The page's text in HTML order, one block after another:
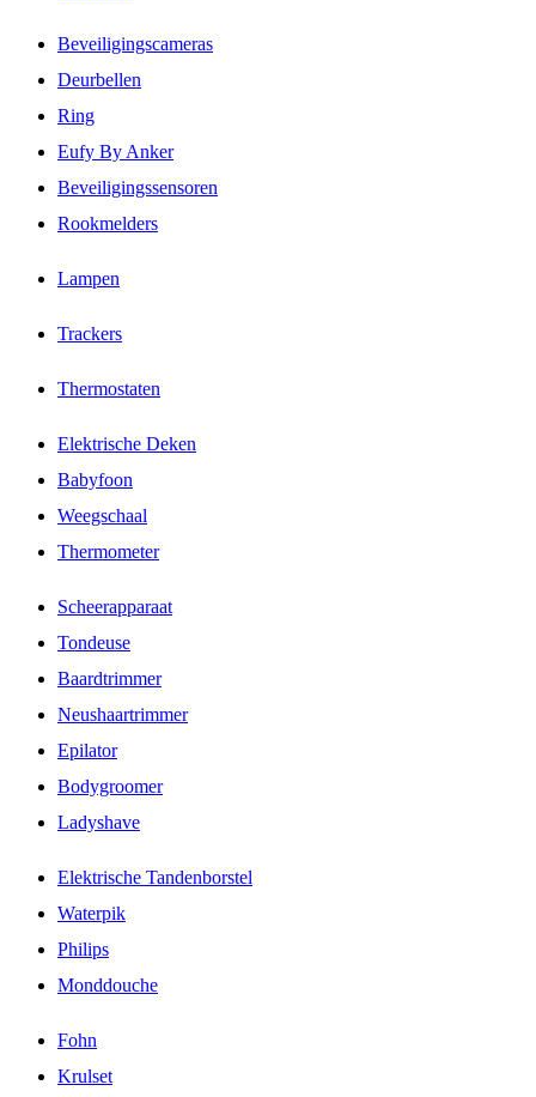
Beveiligingscameras
Deurbellen
Ring
Eufy By Anker
Beveiligingssensoren
Rookmelders
Lampen
Trackers
Thermostaten
Elektrische Deken
Babyfoon
Weegschaal
Thermometer
Scheerapparaat
Tondeuse
Baardtrimmer
Neushaartrimmer
Epilator
Bodygroomer
Ladyshave
Elektrische Tandenborstel
Waterpik
Philips
Monddouche
Fohn
Krulset